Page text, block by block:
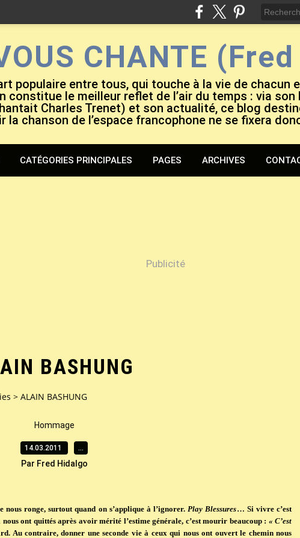
CHANTE
populaire entre tous, qui touche à la vie de chacun
constitue le meilleur reflet de l’air du temps : via
Charles Trenet) et son actualité, ce blog
la chanson de l’espace francophone ne se fixera
CATÉGORIES PRINCIPALES PAGES ARCHIVES
Publicité
BASHUNG
> ALAIN BASHUNG
Hommage
14.03.2011 …
Par Fred Hidalgo
ronge, surtout quand on s’applique à l’ignorer. Play Blessures… Si vivre c’est
ont quittés après avoir mérité l’estime générale, c’est mourir beaucoup : « C’est
Au contraire, donner une seconde vie à ceux qui nous ont ouvert le chemin nous